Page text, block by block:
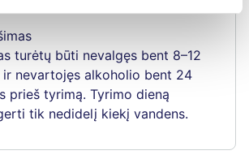
turėtų būti nevalgęs bent 8–12
ir nevartojęs alkoholio bent 24
prieš tyrimą. Tyrimo dieną
tik nedidelį kiekį vandens.